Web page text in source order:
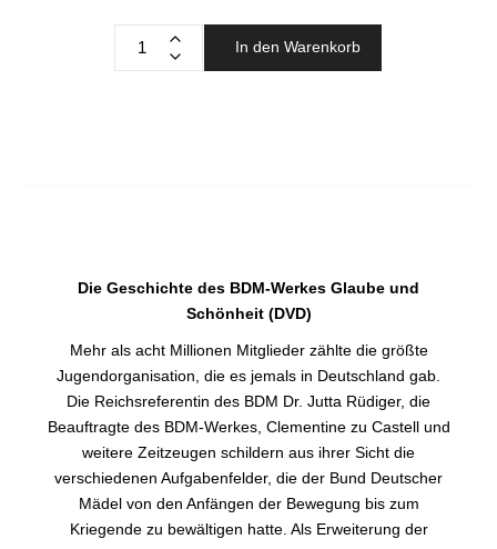
In den Warenkorb
Die Geschichte des BDM-Werkes Glaube und
Schönheit (DVD)
Mehr als acht Millionen Mitglieder zählte die größte
Jugendorganisation, die es jemals in Deutschland gab.
Die Reichsreferentin des BDM Dr. Jutta Rüdiger, die
Beauftragte des BDM-Werkes, Clementine zu Castell und
weitere Zeitzeugen schildern aus ihrer Sicht die
verschiedenen Aufgabenfelder, die der Bund Deutscher
Mädel von den Anfängen der Bewegung bis zum
Kriegende zu bewältigen hatte. Als Erweiterung der